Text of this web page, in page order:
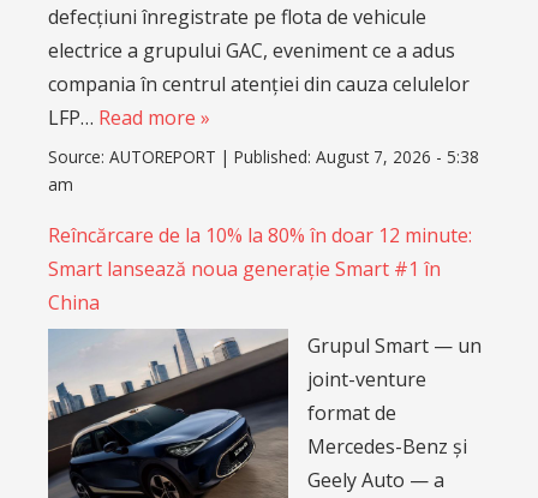
defecțiuni înregistrate pe flota de vehicule
electrice a grupului GAC, eveniment ce a adus
compania în centrul atenției din cauza celulelor
LFP… Read more »
Source: AUTOREPORT | Published: August 7, 2026 - 5:38
am
Reîncărcare de la 10% la 80% în doar 12 minute:
Smart lansează noua generație Smart #1 în
China
Grupul Smart — un
joint-venture
format de
Mercedes-Benz și
Geely Auto — a